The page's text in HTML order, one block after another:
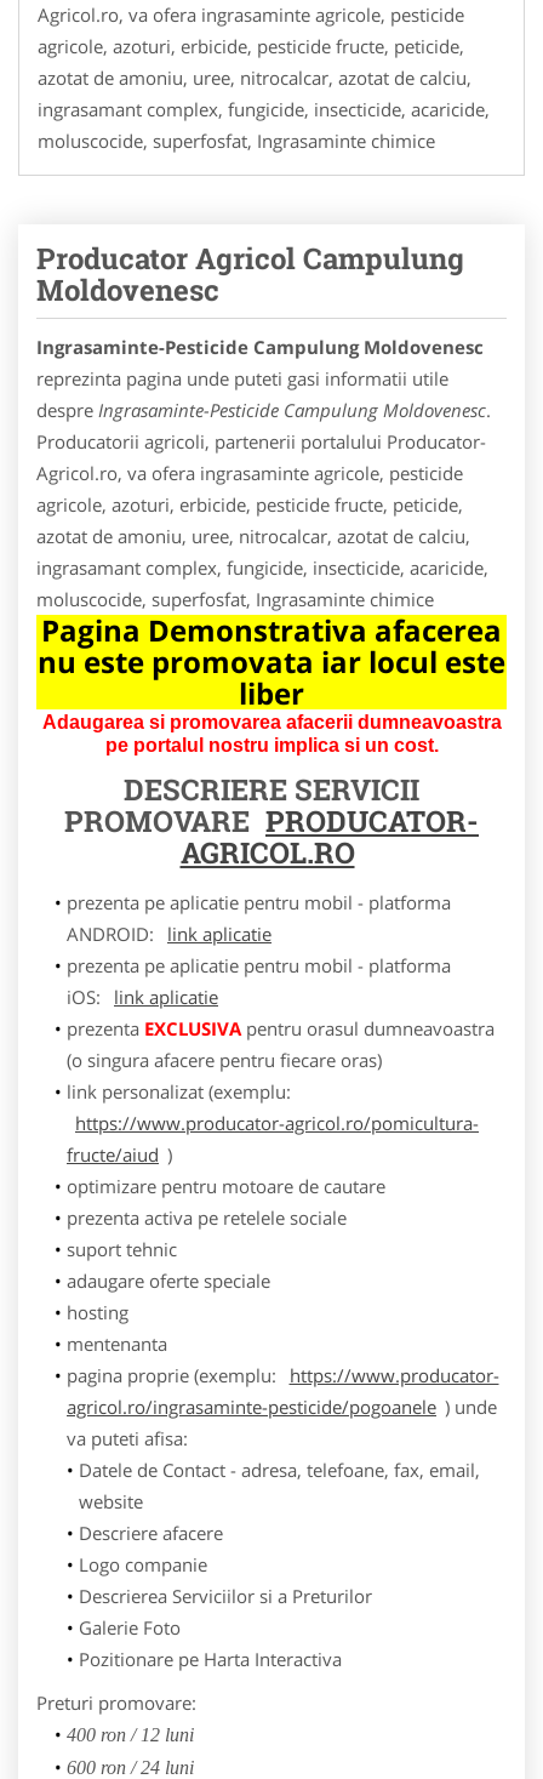
Agricol.ro, va ofera ingrasaminte agricole, pesticide
agricole, azoturi, erbicide, pesticide fructe, peticide,
azotat de amoniu, uree, nitrocalcar, azotat de calciu,
ingrasamant complex, fungicide, insecticide, acaricide,
moluscocide, superfosfat, Ingrasaminte chimice
Producator Agricol Campulung
Moldovenesc
Ingrasaminte-Pesticide Campulung Moldovenesc
reprezinta pagina unde puteti gasi informatii utile
despre Ingrasaminte-Pesticide Campulung Moldovenesc.
Producatorii agricoli, partenerii portalului Producator-
Agricol.ro, va ofera ingrasaminte agricole, pesticide
agricole, azoturi, erbicide, pesticide fructe, peticide,
azotat de amoniu, uree, nitrocalcar, azotat de calciu,
ingrasamant complex, fungicide, insecticide, acaricide,
moluscocide, superfosfat, Ingrasaminte chimice
Pagina Demonstrativa afacerea
nu este promovata iar locul este
liber
Adaugarea si promovarea afacerii dumneavoastra
pe portalul nostru implica si un cost.
DESCRIERE SERVICII
PROMOVARE PRODUCATOR-
AGRICOL.RO
prezenta pe aplicatie pentru mobil - platforma
ANDROID:
link aplicatie
prezenta pe aplicatie pentru mobil - platforma
iOS:
link aplicatie
prezenta EXCLUSIVApentru orasul dumneavoastra
(o singura afacere pentru fiecare oras)
link personalizat (exemplu:
https://www.producator-agricol.ro/pomicultura-
fructe/aiud )
optimizare pentru motoare de cautare
prezenta activa pe retelele sociale
suport tehnic
adaugare oferte speciale
hosting
mentenanta
pagina proprie (exemplu:
https://www.producator-
agricol.ro/ingrasaminte-pesticide/pogoanele ) unde
va puteti afisa:
Datele de Contact - adresa, telefoane, fax, email,
website
Descriere afacere
Logo companie
Descrierea Serviciilor si a Preturilor
Galerie Foto
Pozitionare pe Harta Interactiva
Preturi promovare:
400 ron / 12 luni
600 ron / 24 luni